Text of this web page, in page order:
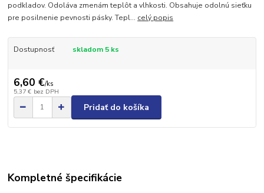
podkladov. Odoláva zmenám teplôt a vlhkosti. Obsahuje odolnú sieťku
pre posilnenie pevnosti pásky. Tepl... celý popis
Dostupnosť skladom 5 ks
6,60 €/ks
5,37 € bez DPH
Pridať do košíka
Kompletné špecifikácie